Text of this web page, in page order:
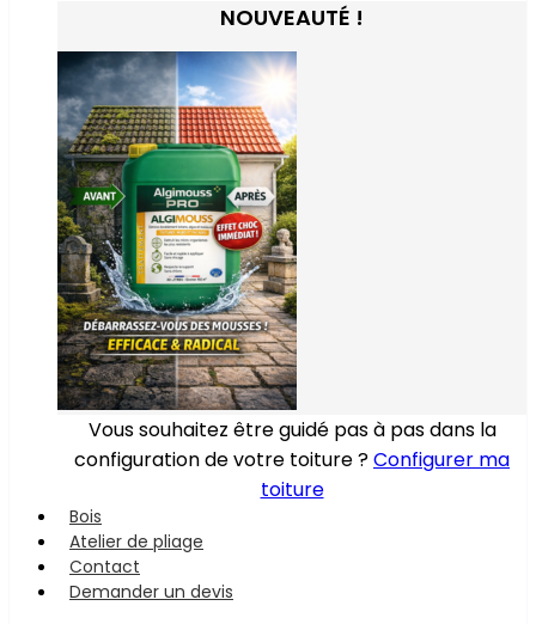
NOUVEAUTÉ !
Vous souhaitez être guidé pas à pas dans la
configuration de votre toiture ?Configurer ma
toiture
Bois
Atelier de pliage
Contact
Demander un devis